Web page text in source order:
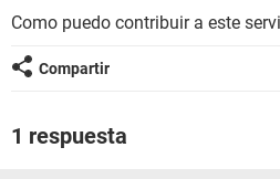
Como puedo contribuir a este
Compartir
1 respuesta